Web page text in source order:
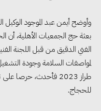
وأوضح أيمن عبد الموجود الوكيل
بعثة حج الجمعيات الأهلية،
الفني الدقيق من قبل اللجنة
لمواصفات السلامة وجودة
طراز 2023 فأحدث،
للحجاج.